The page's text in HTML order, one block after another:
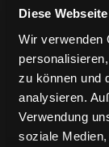
Diese
Wir verwenden
zu können und
analysieren.
Verwendung
soziale